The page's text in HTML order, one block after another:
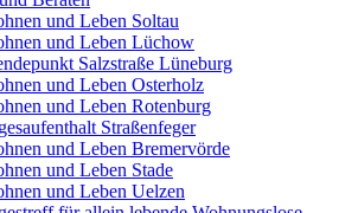
und Leben Soltau
und Leben Lüchow
Salzstraße Lüneburg
und Leben Osterholz
und Leben Rotenburg
Straßenfeger
und Leben Bremervörde
und Leben Stade
und Leben Uelzen